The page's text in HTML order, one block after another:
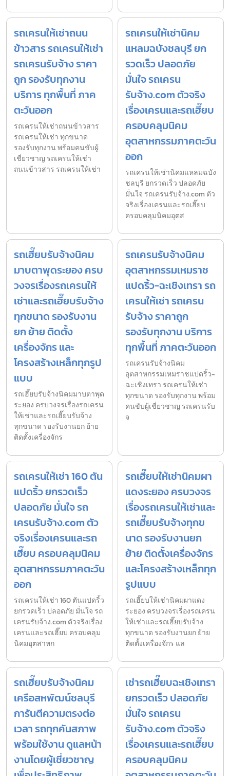
รถเครนให้เช่าถนน
ข้าวสาร รถเครนให้เช่า
รถเครนรับจ้าง ราคา
ถูก รองรับทุกงาน
บริการ ทุกพื้นที่ ภาค
ตะวันออก
รถเครนให้เช่าถนนข้าวสาร
รถเครนให้เช่า ทุกขนาด
รองรับทุกงาน พร้อมคนขับผู้
เชี่ยวชาญ รถเครนให้เช่า
ถนนข้าวสาร รถเครนให้เช่า
รถเครนให้เช่านิคม
แหลมฉบังชลบุรี ยก
รวดเร็ว ปลอดภัย
มั่นใจ รถเครน
รับจ้าง.com ตัวจริง
เรื่องเครนและรถเฮี๊ยบ
ครอบคลุมนิคม
อุตสาหกรรมภาคตะวัน
ออก
รถเครนให้เช่านิคมแหลมฉบัง
ชลบุรี ยกรวดเร็ว ปลอดภัย
มั่นใจ รถเครนรับจ้าง.com ตัว
จริงเรื่องเครนและรถเฮี๊ยบ
ครอบคลุมนิคมอุตส
รถเฮี๊ยบรับจ้างนิคม
มาบตาพุดระยอง ครบ
วงจรเรื่องรถเครนให้
เช่าและรถเฮี๊ยบรับจ้าง
ทุกขนาด รองรับงาน
ยก ย้าย ติดตั้ง
เครื่องจักร และ
โครงสร้างเหล็กทุกรูป
แบบ
รถเฮี๊ยบรับจ้างนิคมมาบตาพุด
ระยอง ครบวงจรเรื่องรถเครน
ให้เช่าและรถเฮี๊ยบรับจ้าง
ทุกขนาด รองรับงานยก ย้าย
ติดตั้งเครื่องจักร
รถเครนรับจ้างนิคม
อุตสาหกรรมเหมราช
แปดริ้ว-ฉะเชิงเทรา รถ
เครนให้เช่า รถเครน
รับจ้าง ราคาถูก
รองรับทุกงาน บริการ
ทุกพื้นที่ ภาคตะวันออก
รถเครนรับจ้างนิคม
อุตสาหกรรมเหมราชแปดริ้ว-
ฉะเชิงเทรา รถเครนให้เช่า
ทุกขนาด รองรับทุกงาน พร้อม
คนขับผู้เชี่ยวชาญ รถเครนรับ
จ
รถเครนให้เช่า 160 ตัน
แปดริ้ว ยกรวดเร็ว
ปลอดภัย มั่นใจ รถ
เครนรับจ้าง.com ตัว
จริงเรื่องเครนและรถ
เฮี๊ยบ ครอบคลุมนิคม
อุตสาหกรรมภาคตะวัน
ออก
รถเครนให้เช่า 160 ตันแปดริ้ว
ยกรวดเร็ว ปลอดภัย มั่นใจ รถ
เครนรับจ้าง.com ตัวจริงเรื่อง
เครนและรถเฮี๊ยบ ครอบคลุม
นิคมอุตสาหก
รถเฮี๊ยบให้เช่านิคมผา
แดงระยอง ครบวงจร
เรื่องรถเครนให้เช่าและ
รถเฮี๊ยบรับจ้างทุกข
นาด รองรับงานยก
ย้าย ติดตั้งเครื่องจักร
และโครงสร้างเหล็กทุก
รูปแบบ
รถเฮี๊ยบให้เช่านิคมผาแดง
ระยอง ครบวงจรเรื่องรถเครน
ให้เช่าและรถเฮี๊ยบรับจ้าง
ทุกขนาด รองรับงานยก ย้าย
ติดตั้งเครื่องจักร แล
รถเฮี๊ยบรับจ้างนิคม
เครือสหพัฒน์ชลบุรี
การันตีความตรงต่อ
เวลา รถทุกคันสภาพ
พร้อมใช้งาน ดูแลหน้า
งานโดยผู้เชี่ยวชาญ
เช่ารถเฮี๊ยบฉะเชิงเทรา
ยกรวดเร็ว ปลอดภัย
มั่นใจ รถเครน
รับจ้าง.com ตัวจริง
เรื่องเครนและรถเฮี๊ยบ
ครอบคลุมนิคม